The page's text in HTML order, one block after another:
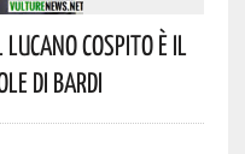
Cospito È Il
Di Bardi